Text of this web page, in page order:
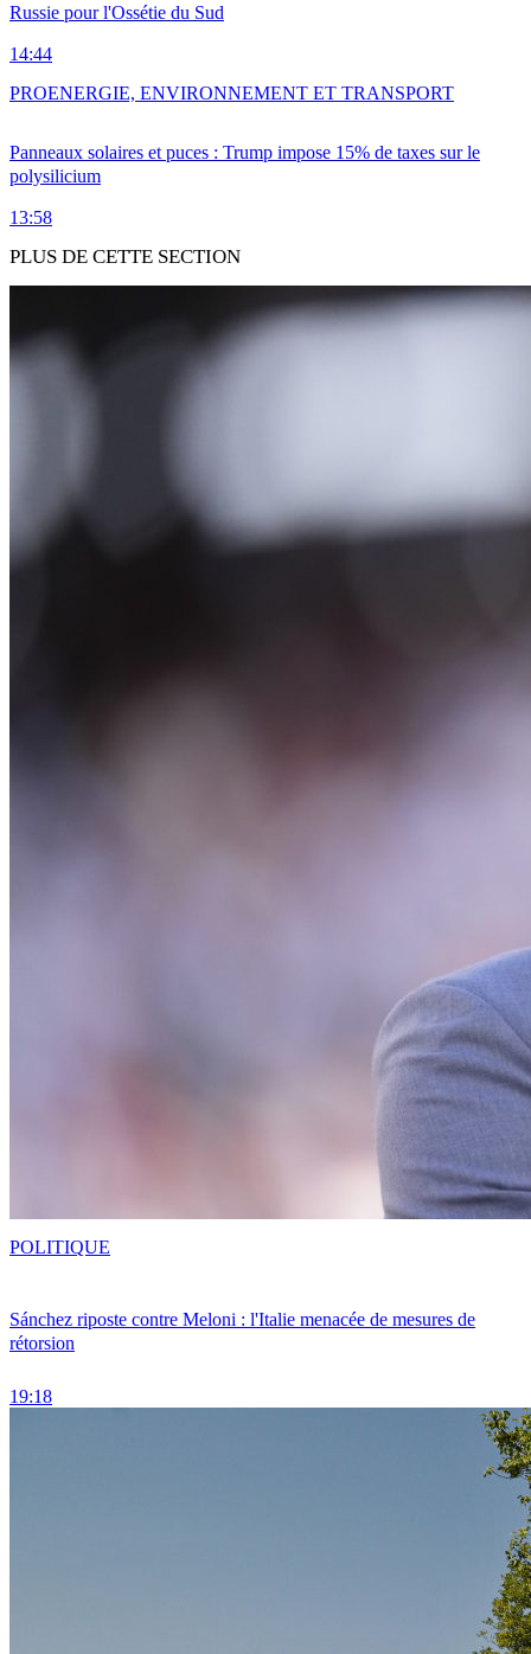
Russie pour l'Ossétie du Sud
14:44
Panneaux solaires et puces : Trump impose 15% de taxes sur le
polysilicium
13:58
PROENERGIE, ENVIRONNEMENT ET TRANSPORT
PLUS DE CETTE SECTION
Sánchez riposte contre Meloni : l'Italie menacée de mesures de
rétorsion
19:18
POLITIQUE